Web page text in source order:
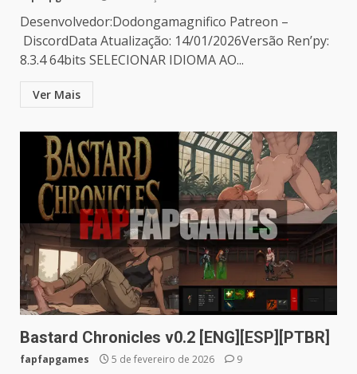
Desenvolvedor:Dodongamagnifico Patreon –
DiscordData Atualização: 14/01/2026Versão Ren’py:
8.3.4 64bits SELECIONAR IDIOMA AO...
Ver Mais
Bastard Chronicles v0.2 [ENG][ESP][PTBR]
fapfapgames 5 de fevereiro de 2026 9